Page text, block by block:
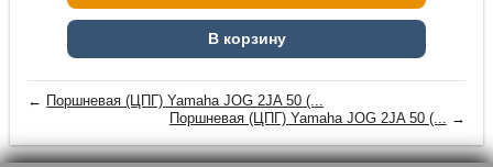
В корзину
← Поршневая (ЦПГ) Yamaha JOG 2JA 50 (...
Поршневая (ЦПГ) Yamaha JOG 2JA 50 (... →